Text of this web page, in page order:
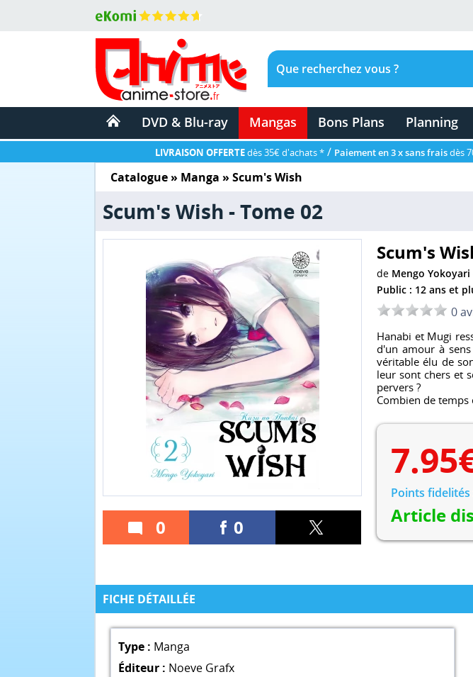
DVD & Blu-ray Mangas Bons Plans Planning
LIVRAISON OFFERTEdès 35€ d'achats * / Paiement en 3 x sans fraisdès
Catalogue» Manga » Scum's Wish
Scum's Wish - Tome 02
0 0
Scum's
de Mengo Yokoyari
Public : 12 ans et
0
Hanabi et Mugi
d'un amour à
véritable élu de
leur sont chers et
pervers ?
Combien de
7.95
Points fidelités
Article
FICHE DÉTAILLÉE
Type : Manga
Éditeur : Noeve Grafx